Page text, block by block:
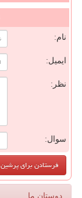
نام:
ایمیل:
نظر:
سوال:
دوستان ما